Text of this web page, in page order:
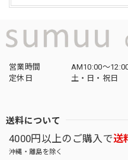
営業時間
AM10:00〜
定休日
土・日・祝日
送料について
4000円以上のご購入で送
沖縄・離島を除く